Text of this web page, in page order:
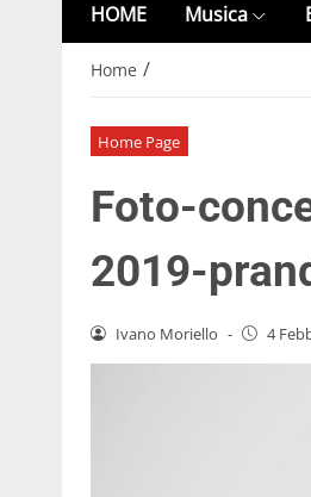
HOME Musica
Home /
Home Page
Foto-
2019-
Ivano Moriello - 4